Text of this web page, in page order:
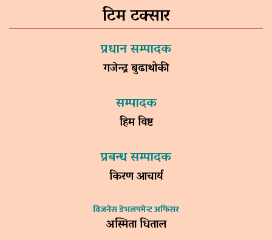
टिम टक्सार
प्रधान सम्पादक
गजेन्द्र बुढाथोकी
सम्पादक
हिम विष्ट
प्रबन्ध सम्पादक
किरण आचार्य
विजनेस डेभलपमेन्ट अफिसर
अस्मिता धिताल